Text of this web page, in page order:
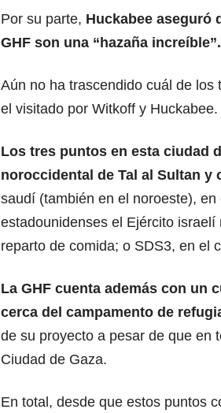
Por su parte, Huckabee aseguró
GHF son una “hazaña increíble”.
Aún no ha trascendido cuál de
el visitado por Witkoff y Huckabee.
Los tres puntos en esta ciudad
noroccidental de Tal al Sultan y
saudí (también en el noroeste),
estadounidenses el Ejército
reparto de comida; o SDS3, en el
La GHF cuenta además con un
cerca del campamento de
de su proyecto a pesar de que en
Ciudad de Gaza.
En total, desde que estos puntos